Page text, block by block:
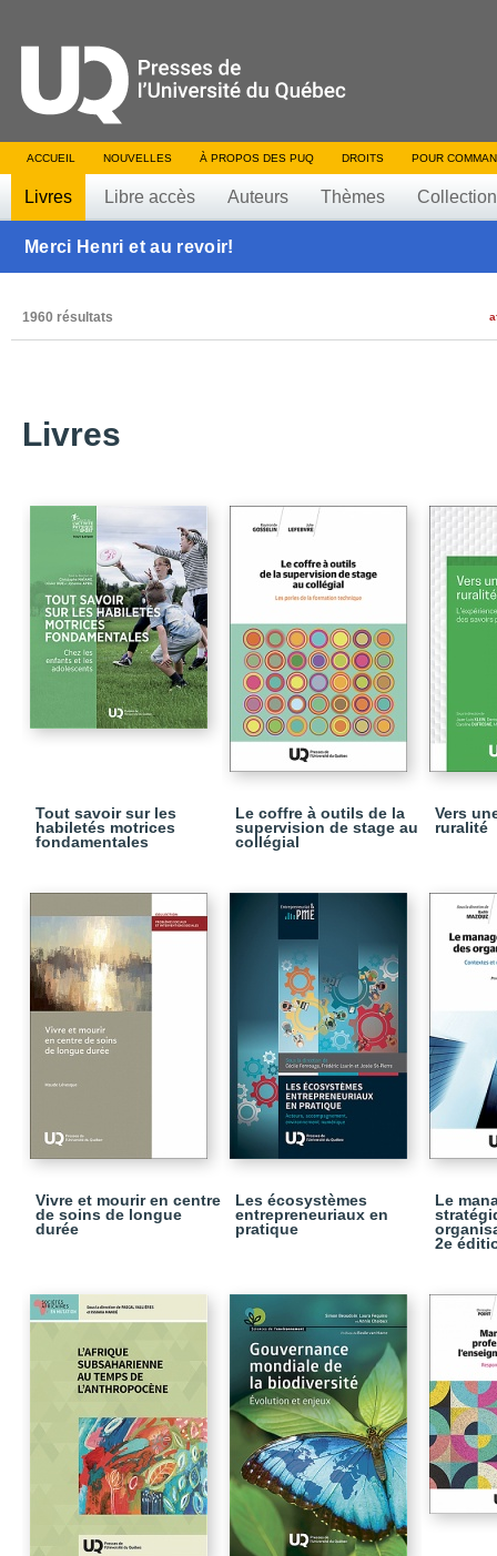
ACCUEIL NOUVELLES À PROPOS DES PUQ DROITS POUR
Livres Libre accès Auteurs Thèmes
Merci Henri et au revoir!
1960 résultats
Livres
Tout savoir sur les
habiletés motrices
fondamentales
Le coffre à outils de la
supervision de stage au
collégial
Vers
ruralité
Vivre et mourir en centre
de soins de longue
durée
Les écosystèmes
entrepreneuriaux en
pratique
Le
2e